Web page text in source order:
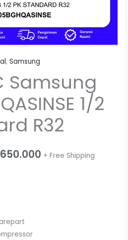
,Samsung
Samsung
1/2
R32
+ Free Shipping